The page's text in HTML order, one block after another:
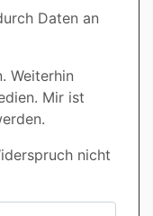
Daten an
Weiterhin
Mir ist
nicht